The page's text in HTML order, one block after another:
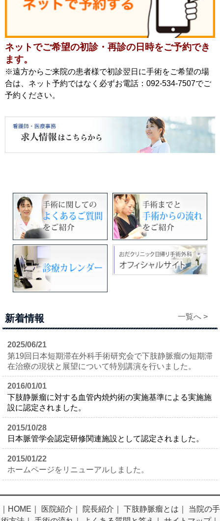
ネットでご希望の初診・再診の日時をご予約でき
ます。
※遠方からご来院の患者様で初診翌日に手術をご希望の場
合は、ネット予約ではなく必ずお電話：092-534-7507でご
予約ください。
新着情報 一覧へ >
2025/06/21
第19回日本短期滞在外科手術研究会で下肢静脈瘤の短期滞
在治療の現状と展望について特別講演を行いました。
2016/01/01
下肢静脈瘤に対する血管内焼灼術の実施基準による実施施
設に認定されました。
2015/10/28
日本脈管学会認定研修関連施設として認定されました。
2015/01/22
ホームページをリニューアルしました。
HOME 医院紹介 院長紹介 下肢静脈瘤とは
当院の手